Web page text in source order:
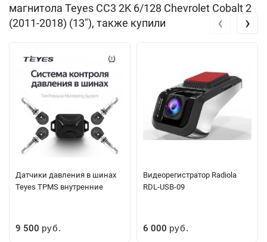
магнитола Teyes CC3 2K 6/128 Chevrolet Cobalt 2
(2011-2018) (13"), также купили
Датчики давления в шинах
Teyes TPMS внутренние
9 500 руб.
Видеорегистратор Radiola
RDL-USB-09
6 000 руб.
‹ ›